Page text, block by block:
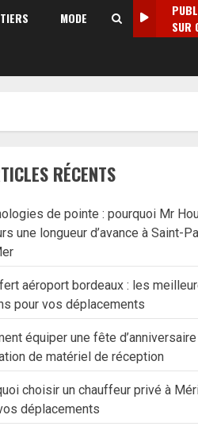
MODE
SUR
RÉCENTS
de pointe : pourquoi Mr
une longueur d’avance à Saint-
aéroport bordeaux : les
pour vos déplacements
équiper une fête
de matériel de réception
choisir un chauffeur privé à
déplacements